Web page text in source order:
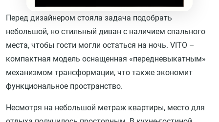
Перед дизайнером стояла задача подобрать
небольшой, но стильный диван с наличием спального
места, чтобы гости могли остаться на ночь. VITO –
компактная модель оснащенная «передневыкатным»
механизмом трансформации, что также экономит
функциональное пространство.
Несмотря на небольшой метраж квартиры, место для